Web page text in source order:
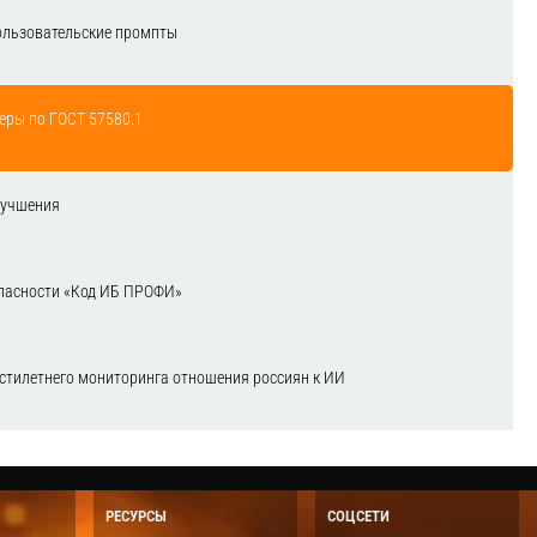
промпты
по ГОСТ 57580.1
«Код ИБ ПРОФИ»
мониторинга отношения россиян к ИИ
РЕСУРСЫ
СОЦСЕТИ